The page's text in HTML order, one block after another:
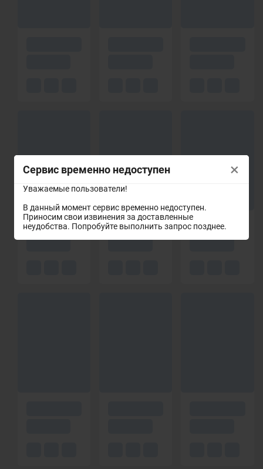
Сервис временно недоступен
Уважаемые пользователи!
В данный момент сервис временно недоступен.
Приносим свои извинения за доставленные
неудобства. Попробуйте выполнить запрос позднее.
×